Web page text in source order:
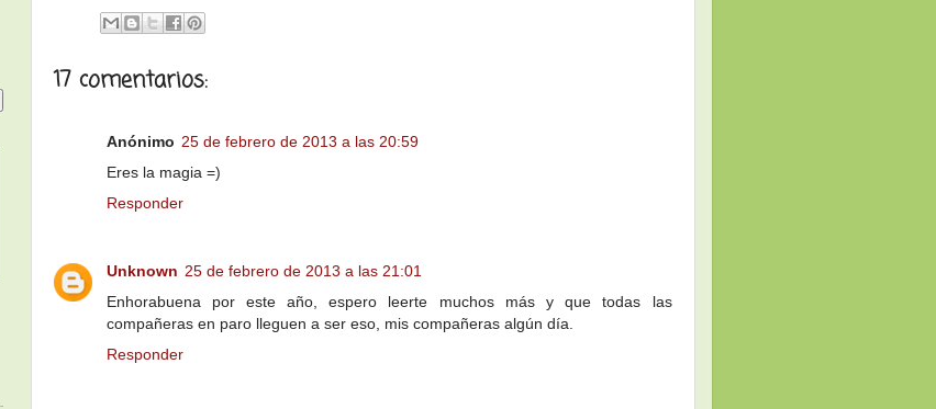
17 comentarios:
Anónimo 25 de febrero de 2013 a las 20:59
Eres la magia =)
Responder
Unknown 25 de febrero de 2013 a las 21:01
Enhorabuena por este año, espero leerte muchos más y que todas las
compañeras en paro lleguen a ser eso, mis compañeras algún día.
Responder